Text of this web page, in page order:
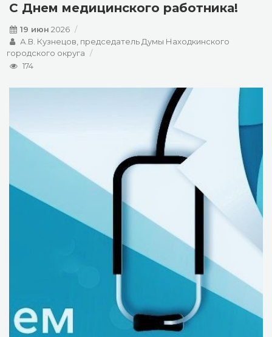
С Днем медицинского работника!
19 июн 2026
А.В. Кузнецов, председатель Думы Находкинского
городского округа
174